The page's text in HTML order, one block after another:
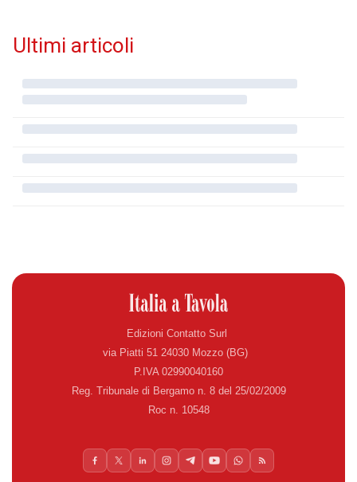
Ultimi articoli
Edizioni Contatto Surl
via Piatti 51 24030 Mozzo (BG)
P.IVA 02990040160
Reg. Tribunale di Bergamo n. 8 del 25/02/2009
Roc n. 10548